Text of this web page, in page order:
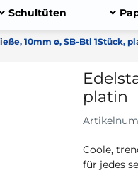
Schultüten
10mm ø, SB-Btl 1Stück,
platin
Coole,
für jedes